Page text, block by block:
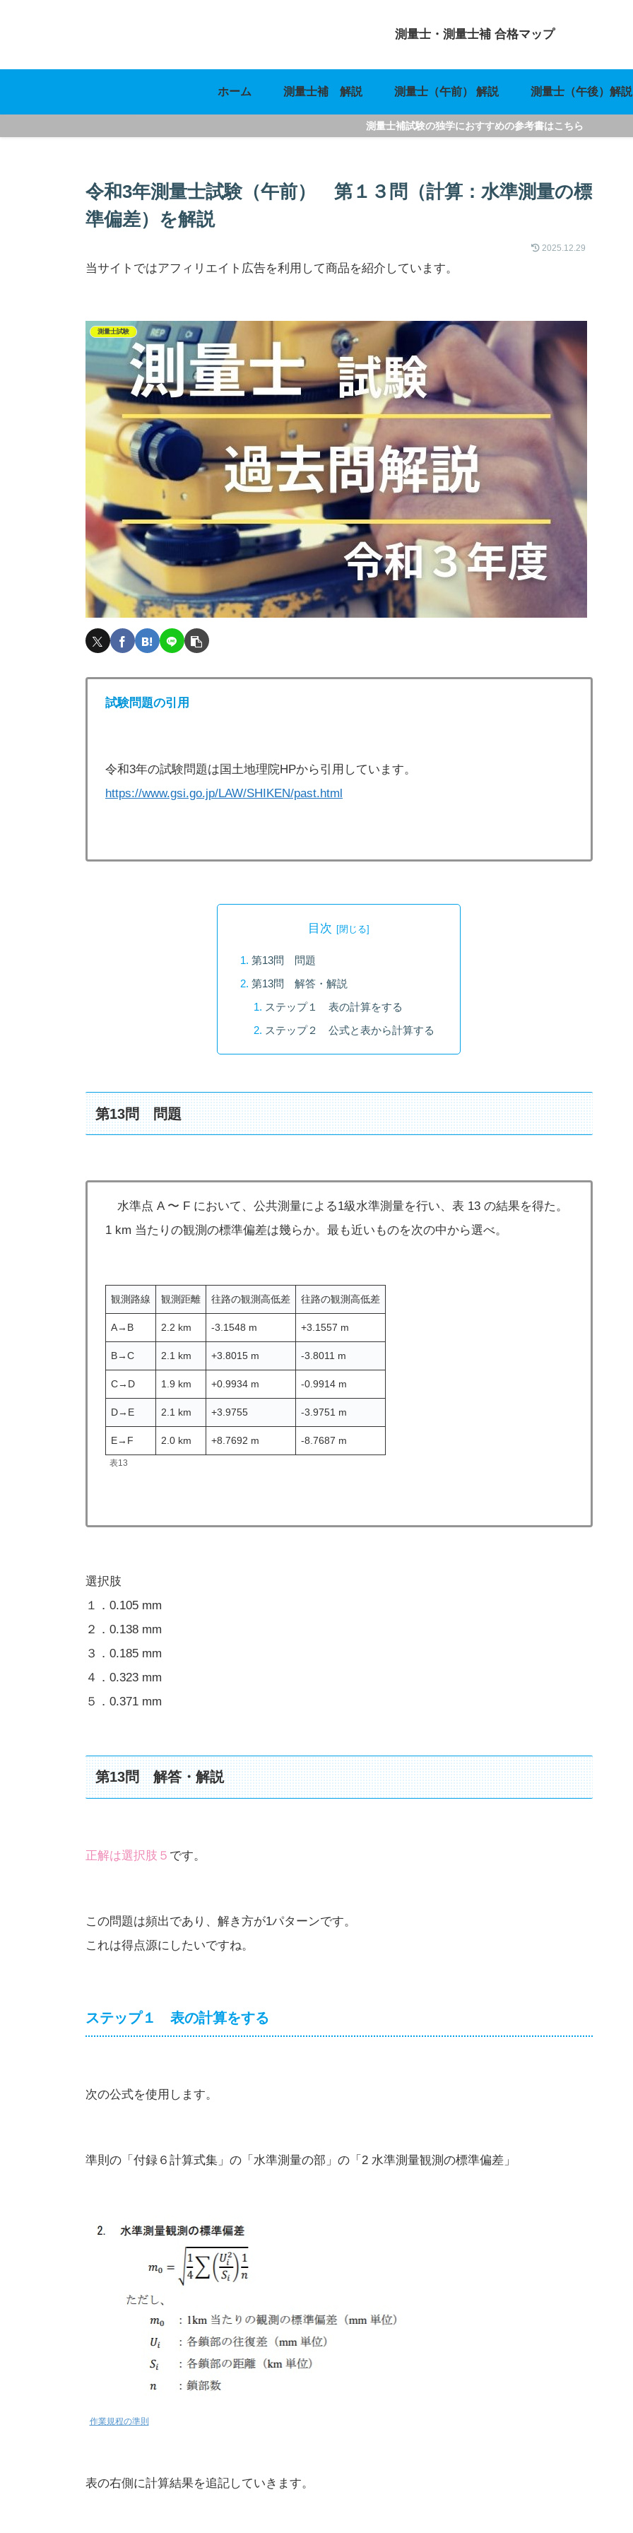
測量士・測量士補 合格マップ
ホーム 測量士補 解説 測量士（午前） 解説 測量士（午後）解説
測量士補試験の独学におすすめの参考書はこちら
令和3年測量士試験（午前） 第１３問（計算：水準測量の標
準偏差）を解説
2025.12.29
当サイトではアフィリエイト広告を利用して商品を紹介しています。
測量士試験
試験問題の引用
令和3年の試験問題は国土地理院HPから引用しています。
https://www.gsi.go.jp/LAW/SHIKEN/past.html
目次
第13問 問題
第13問 解答・解説
ステップ１ 表の計算をする
ステップ２ 公式と表から計算する
第13問 問題
水準点 A 〜 F において、公共測量による1級水準測量を行い、表 13 の結果を得た。
1 km 当たりの観測の標準偏差は幾らか。最も近いものを次の中から選べ。
観測路線 観測距離 往路の観測高低差 往路の観測高低差
A→B 2.2 km -3.1548 m +3.1557 m
B→C 2.1 km +3.8015 m -3.8011 m
C→D 1.9 km +0.9934 m -0.9914 m
D→E 2.1 km +3.9755 -3.9751 m
E→F 2.0 km +8.7692 m -8.7687 m
表13
選択肢
１．0.105 mm
２．0.138 mm
３．0.185 mm
４．0.323 mm
５．0.371 mm
第13問 解答・解説
正解は選択肢５ です。
この問題は頻出であり、解き方が1パターンです。
これは得点源にしたいですね。
ステップ１ 表の計算をする
次の公式を使用します。
準則の「付録６計算式集」の「水準測量の部」の「2 水準測量観測の標準偏差」
作業規程の準則
表の右側に計算結果を追記していきます。